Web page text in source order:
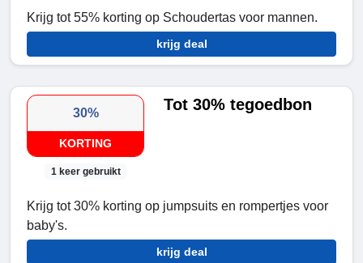
Krijg tot 55% korting op Schoudertas voor mannen.
krijg deal
30%
KORTING
1 keer gebruikt
Tot 30% tegoedbon
Krijg tot 30% korting op jumpsuits en rompertjes voor
baby's.
krijg deal